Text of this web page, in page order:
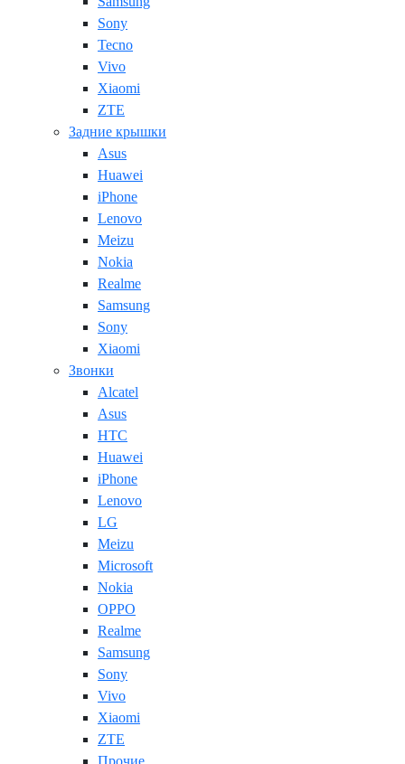
Sony
Tecno
Vivo
Xiaomi
ZTE
Задние крышки
Asus
Huawei
iPhone
Lenovo
Meizu
Nokia
Realme
Samsung
Sony
Xiaomi
Звонки
Alcatel
Asus
HTC
Huawei
iPhone
Lenovo
LG
Meizu
Microsoft
Nokia
OPPO
Realme
Samsung
Sony
Vivo
Xiaomi
ZTE